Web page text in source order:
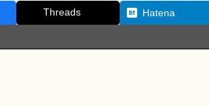
Threads Hatena